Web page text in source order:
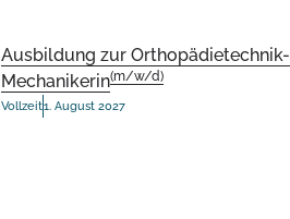
Ausbildung zur Orthopädietechnik-
Mechanikerin(m/w/d)
Vollzeit1. August 2027